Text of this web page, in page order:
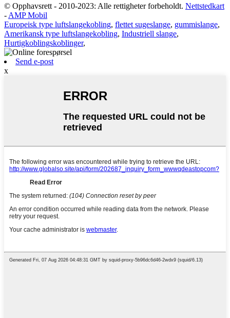
© Opphavsrett - 2010-2023: Alle rettigheter forbeholdt. Nettstedkart
-AMP Mobil
Europeisk type luftslangekobling, flettet sugeslange, gummislange,
Amerikansk type luftslangekobling, Industriell slange,
Hurtigkoblingskoblinger,
Send e-post
x